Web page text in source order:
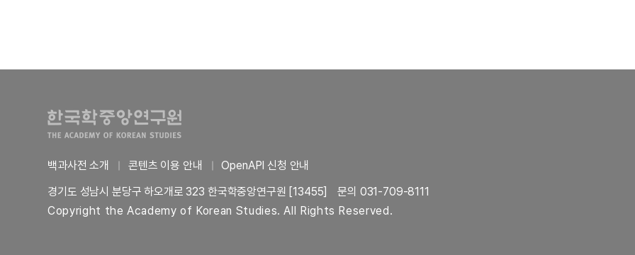
백과사전 소개 콘텐츠 이용 안내
OpenAPI 신청 안내
경기도 성남시 분당구 하오개로 323 한국학중앙연구원 [13455]
문의 031-709-8111
Copyright the Academy of Korean Studies. All Rights Reserved.